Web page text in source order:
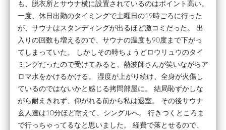
も、脱衣所とサウナ横に設置されているのはポイント高い。
一度、休日出勤のタイミングで土曜日の19時ごろに行った
が、サウナはスタンディングが出るほど激コミだった。 出
入りの回数も増えるので、サウナの温度も90度まで下がっ
てしまっていた。 しかしその時ちょうどロウリュウのタイ
ミングだったので受けてみると、熱波師さんが笑いながらア
ロマ水をかけるかける。 湿度が上がり続け、全身が火傷し
ているのではないかと感じる拷問部屋に。 結局恥ずかしな
がら耐えきれず、仰がれる前から私は退室。 その後サウナ
玄人達は10分ほど耐えて、シングルへ。 行きつくところま
で行っちゃってるなと思いました。 経費で落とせるので、